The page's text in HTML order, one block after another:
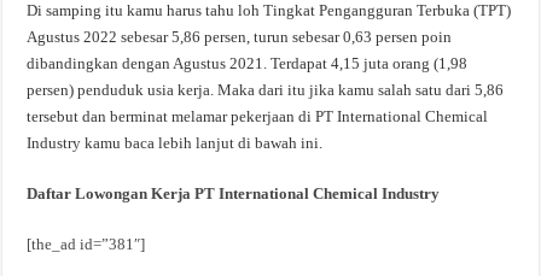
Di samping itu kamu harus tahu loh Tingkat Pengangguran Terbuka (TPT)
Agustus 2022 sebesar 5,86 persen, turun sebesar 0,63 persen poin
dibandingkan dengan Agustus 2021. Terdapat 4,15 juta orang (1,98
persen) penduduk usia kerja. Maka dari itu jika kamu salah satu dari 5,86
tersebut dan berminat melamar pekerjaan di PT International Chemical
Industry kamu baca lebih lanjut di bawah ini.
Daftar Lowongan Kerja PT International Chemical Industry
[the_ad id=”381″]